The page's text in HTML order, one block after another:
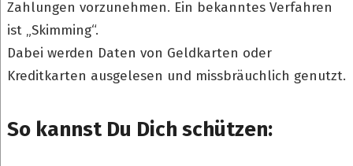
Zahlungen vorzunehmen. Ein bekanntes Verfahren
ist „Skimming“.
Dabei werden Daten von Geldkarten oder
Kreditkarten ausgelesen und missbräuchlich genutzt.
So kannst Du Dich schützen: